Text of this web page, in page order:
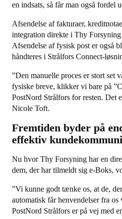
en indsats, så får man også fordel
Afsendelse af fakturaer,
integration direkte i Thy Forsyning
Afsendelse af fysisk post er også
håndteres i Strålfors Connect-
”Den manuelle proces er stort set
fysiske breve, klikker vi bare på
PostNord Strålfors for resten. Det
Nicole Toft.
Fremtiden byder på
effektiv
Nu hvor Thy Forsyning har en
dem, der har tilmeldt sig e-Boks,
”Vi kunne godt tænke os, at de,
automatisk får henvendelser fra
PostNord Strålfors er på vej med